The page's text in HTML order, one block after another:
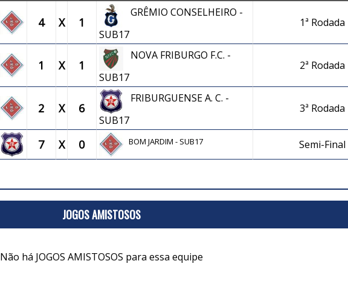
4 X 1
GRÊMIO CONSELHEIRO -
SUB17
1ª Rodada
1 X 1
NOVA FRIBURGO F.C. -
SUB17
2ª Rodada
2 X 6
FRIBURGUENSE A. C. -
SUB17
3ª Rodada
7 X 0 BOM JARDIM - SUB17 Semi-Final
JOGOS AMISTOSOS
Não há JOGOS AMISTOSOS para essa equipe